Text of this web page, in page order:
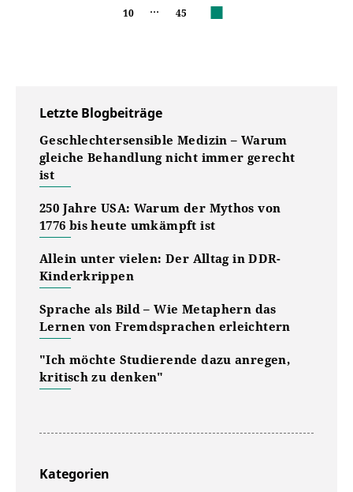
10 … 45
Letzte Blogbeiträge
Geschlechtersensible Medizin – Warum
gleiche Behandlung nicht immer gerecht
ist
250 Jahre USA: Warum der Mythos von
1776 bis heute umkämpft ist
Allein unter vielen: Der Alltag in DDR-
Kinderkrippen
Sprache als Bild – Wie Metaphern das
Lernen von Fremdsprachen erleichtern
"Ich möchte Studierende dazu anregen,
kritisch zu denken"
Kategorien